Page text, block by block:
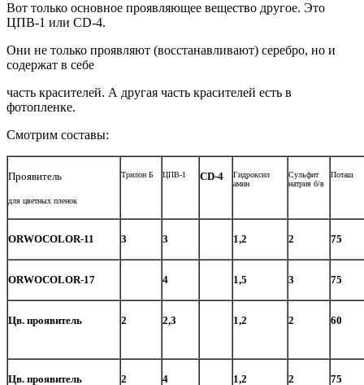
Вот только основное проявляющее вещество другое. Это
ЦПВ-1 или CD-4.
Они не только проявляют (восстанавливают) серебро, но и
содержат в себе
часть красителей. А другая часть красителей есть в
фотопленке.
Смотрим составы:
Проявитель
для цветных пленок
Трилон Б ЦПВ-1 CD-4
Гидроксил
амин
Сульфит
натрия б/в
Поташ
ORWOCOLOR-11 3 3 1,2 2 75
ORWOCOLOR-17 4 1,5 3 75
Цв. проявитель 2 2,3 1,2 2 60
Цв. проявитель 2 4 1,2 2 75